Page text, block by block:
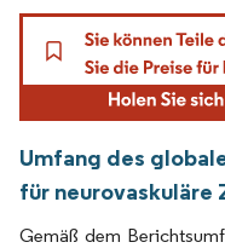
Umfang des
für
Gemäß dem